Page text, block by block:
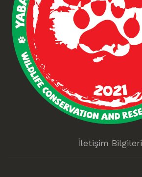
İletişim Bilgileri